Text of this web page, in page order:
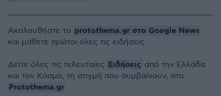
Ακολουθήστε το protothema.gr στο Google News
και μάθετε πρώτοι όλες τις ειδήσεις
Δείτε όλες τις τελευταίες Ειδήσεις από την Ελλάδα
και τον Κόσμο, τη στιγμή που συμβαίνουν, στο
Protothema.gr